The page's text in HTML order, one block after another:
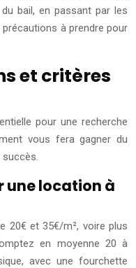
bail, en passant par les
à prendre pour
et critères
pour une recherche
vous fera gagner du
une location à
20€ et 35€/m², voire plus
en moyenne 20 à
avec une fourchette